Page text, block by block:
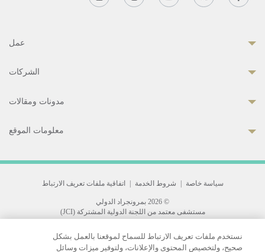
عمل
الشركات
مدونات ومقالات
معلومات الموقع
سياسة خاصة شروط الخدمة اتفاقية ملفات تعريف الارتباط
© 2026 بمرونجراد الدولي
مستشفى معتمد من اللجنة الدولية المشتركة (JCI)
33 Sukhumvit 3, Wattana, Bangkok 10110 Thailand.
All rights reserved.
نستخدم ملفات تعريف الارتباط للسماح لموقعنا بالعمل بشكل
صحيح، ولتخصيص المحتوى والإعلانات، ولتوفير ميزات وسائل